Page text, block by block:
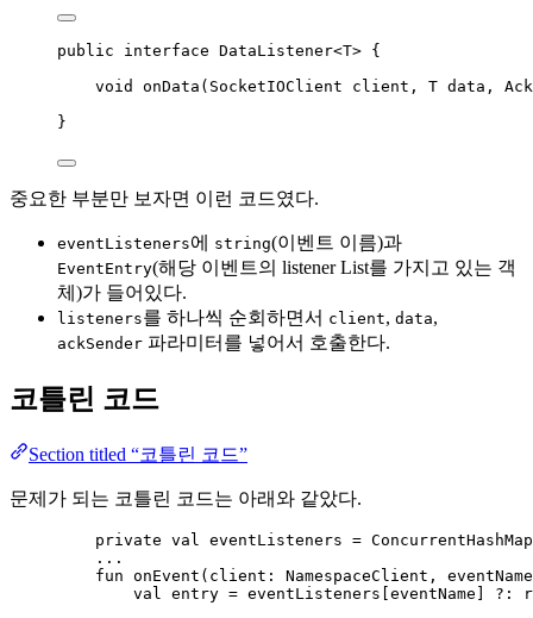
public interface DataListener<T> {
void
onData ( SocketIOClient client , T data ,
}
중요한 부분만 보자면 이런 코드였다.
eventListeners에 string(이벤트 이름)과
EventEntry(해당 이벤트의 listener List를 가지고 있는 객
체)가 들어있다.
listeners를 하나씩 순회하면서 client, data,
ackSender 파라미터를 넣어서 호출한다.
코틀린 코드
Section titled “코틀린 코드”
문제가 되는 코틀린 코드는 아래와 같았다.
private val eventListeners = ConcurrentHashMap
.. .
fun onEvent (client: NamespaceClient,
val
entry = eventListeners[eventName] ?: